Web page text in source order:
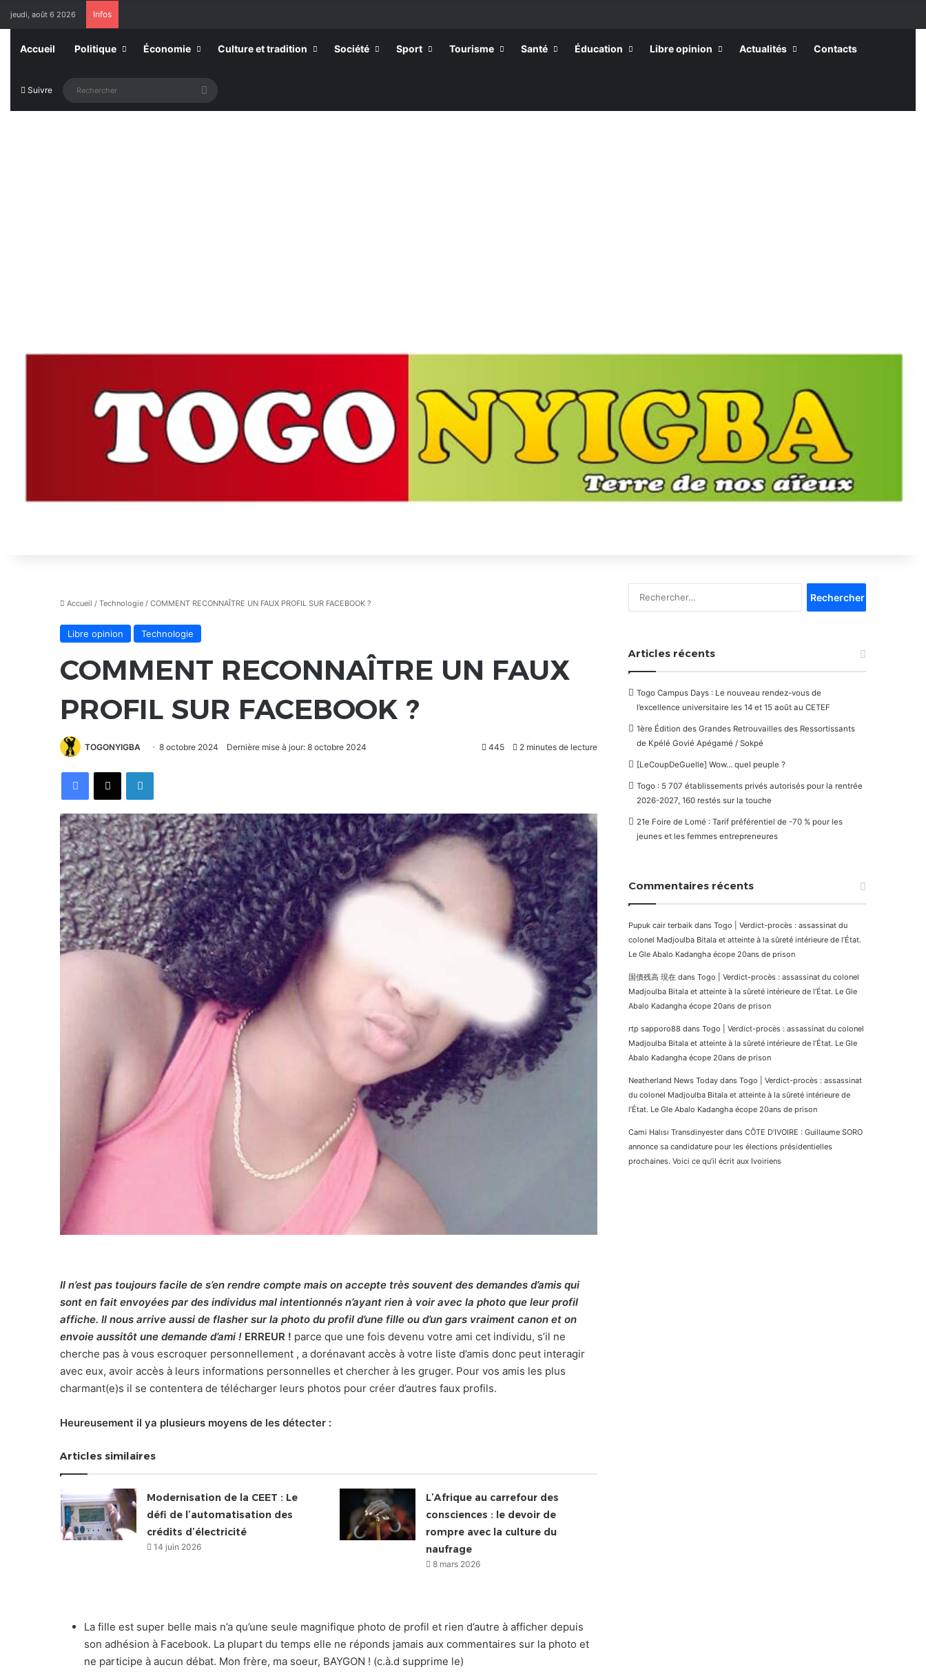
jeudi, août 6 2026 Infos
Accueil Politique Économie Culture et tradition Société Sport Tourisme Santé Éducation Libre opinion Actualités Contacts
Suivre Rechercher
Accueil / Technologie / COMMENT RECONNAÎTRE UN FAUX PROFIL SUR FACEBOOK ?
Libre opinion Technologie
COMMENT RECONNAÎTRE UN FAUX
PROFIL SUR FACEBOOK ?
TOGONYIGBA 8 octobre 2024 Dernière mise à jour: 8 octobre 2024 445 2 minutes de lecture
FacebookX Linkedin
Il n’est pas toujours facile de s’en rendre compte mais on accepte très souvent des demandes d’amis qui
sont en fait envoyées par des individus mal intentionnés n’ayant rien à voir avec la photo que leur profil
affiche. Il nous arrive aussi de flasher sur la photo du profil d’une fille ou d’un gars vraiment canon et on
envoie aussitôt une demande d’ami ! ERREUR ! parce que une fois devenu votre ami cet individu, s’il ne
cherche pas à vous escroquer personnellement , a dorénavant accès à votre liste d’amis donc peut interagir
avec eux, avoir accès à leurs informations personnelles et chercher à les gruger. Pour vos amis les plus
charmant(e)s il se contentera de télécharger leurs photos pour créer d’autres faux profils.
Heureusement il ya plusieurs moyens de les détecter :
Articles similaires
Modernisation de la CEET : Le
défi de l’automatisation des
crédits d’électricité
14 juin 2026
L’Afrique au carrefour des
consciences : le devoir de
rompre avec la culture du
naufrage
8 mars 2026
La fille est super belle mais n’a qu’une seule magnifique photo de profil et rien d’autre à afficher depuis
son adhésion à Facebook. La plupart du temps elle ne réponds jamais aux commentaires sur la photo et
ne participe à aucun débat. Mon frère, ma soeur, BAYGON ! (c.à.d supprime le)
Articles récents
Togo Campus Days : Le nouveau rendez-vous de
l’excellence universitaire les 14 et 15 août au CETEF
1ère Édition des Grandes Retrouvailles des Ressortissants
de Kpélé Govié Apégamé / Sokpé
[LeCoupDeGuelle] Wow… quel peuple ?
Togo : 5 707 établissements privés autorisés pour la rentrée
2026-2027, 160 restés sur la touche
21e Foire de Lomé : Tarif préférentiel de -70 % pour les
jeunes et les femmes entrepreneures
Commentaires récents
Pupuk cair terbaik dans Togo | Verdict-procès : assassinat du
colonel Madjoulba Bitala et atteinte à la sûreté intérieure de l’État.
Le Gle Abalo Kadangha écope 20ans de prison
国債残高 現在 dans Togo | Verdict-procès : assassinat du colonel
Madjoulba Bitala et atteinte à la sûreté intérieure de l’État. Le Gle
Abalo Kadangha écope 20ans de prison
rtp sapporo88 dans Togo | Verdict-procès : assassinat du colonel
Madjoulba Bitala et atteinte à la sûreté intérieure de l’État. Le Gle
Abalo Kadangha écope 20ans de prison
Neatherland News Today dans Togo | Verdict-procès : assassinat
du colonel Madjoulba Bitala et atteinte à la sûreté intérieure de
l’État. Le Gle Abalo Kadangha écope 20ans de prison
Cami Halısı Transdinyester dans CÔTE D’IVOIRE : Guillaume SORO
annonce sa candidature pour les élections présidentielles
prochaines. Voici ce qu’il écrit aux Ivoiriens